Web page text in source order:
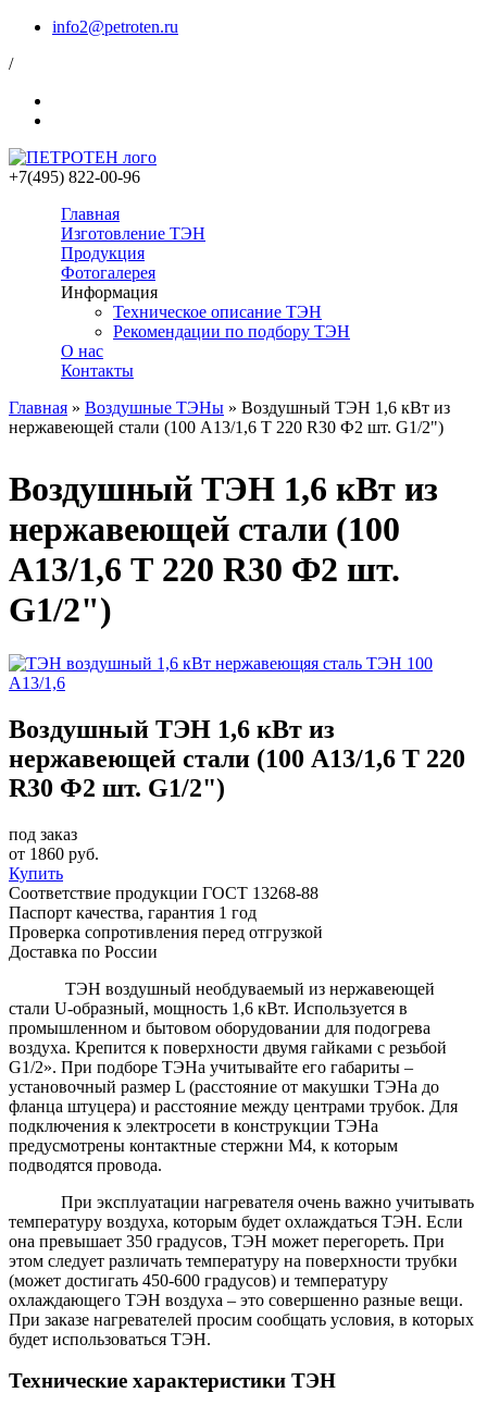
info2@petroten.ru
/
+7(495) 822-00-96
Главная
Изготовление ТЭН
Продукция
Фотогалерея
Информация
Техническое описание ТЭН
Рекомендации по подбору ТЭН
О нас
Контакты
Вы здесь
Главная » Воздушные ТЭНы » Воздушный ТЭН 1,6 кВт из
нержавеющей стали (100 А13/1,6 Т 220 R30 Ф2 шт. G1/2")
Воздушный ТЭН 1,6 кВт из
нержавеющей стали (100
А13/1,6 Т 220 R30 Ф2 шт.
G1/2")
Воздушный ТЭН 1,6 кВт из
нержавеющей стали (100 А13/1,6 Т 220
R30 Ф2 шт. G1/2")
под заказ
от 1860 руб.
Купить
Соответствие продукции ГОСТ 13268-88
Паспорт качества, гарантия 1 год
Проверка сопротивления перед отгрузкой
Доставка по России
ТЭН воздушный необдуваемый из нержавеющей
стали U-образный, мощность 1,6 кВт. Используется в
промышленном и бытовом оборудовании для подогрева
воздуха. Крепится к поверхности двумя гайками с резьбой
G1/2». При подборе ТЭНа учитывайте его габариты –
установочный размер L (расстояние от макушки ТЭНа до
фланца штуцера) и расстояние между центрами трубок. Для
подключения к электросети в конструкции ТЭНа
предусмотрены контактные стержни М4, к которым
подводятся провода.
При эксплуатации нагревателя очень важно учитывать
температуру воздуха, которым будет охлаждаться ТЭН. Если
она превышает 350 градусов, ТЭН может перегореть. При
этом следует различать температуру на поверхности трубки
(может достигать 450-600 градусов) и температуру
охлаждающего ТЭН воздуха – это совершенно разные вещи.
При заказе нагревателей просим сообщать условия, в которых
будет использоваться ТЭН.
Технические характеристики ТЭН